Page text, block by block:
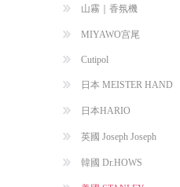
山霧｜香氛機
MIYAWO宫尾
Cutipol
日本 MEISTER HAND
日本HARIO
英國 Joseph Joseph
韓國 Dr.HOWS